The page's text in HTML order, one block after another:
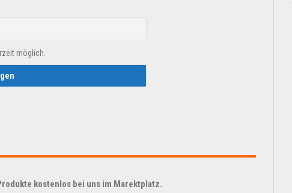
möglich.
kostenlos bei uns im Marektplatz.